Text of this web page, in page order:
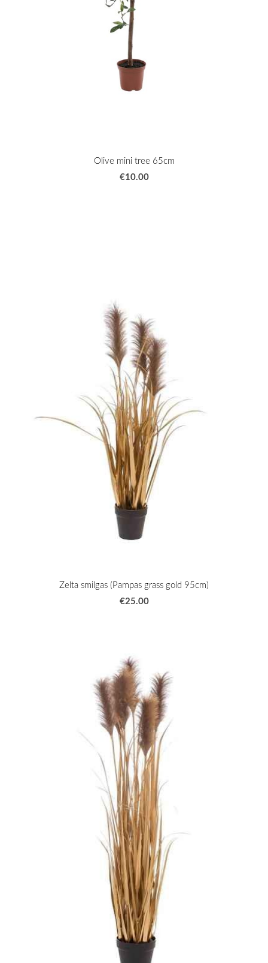
Olive mini tree 65cm
€10.00
Zelta smilgas (Pampas grass gold 95cm)
€25.00